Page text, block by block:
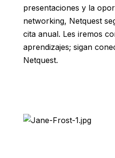
presentaciones y la
networking, Netquest
cita anual. Les iremos
aprendizajes; sigan
Netquest.